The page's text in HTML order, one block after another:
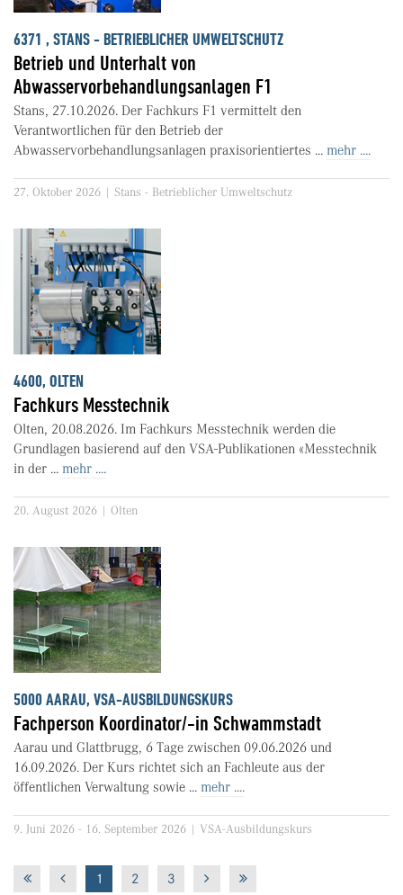
6371 , STANS - BETRIEBLICHER UMWELTSCHUTZ
Betrieb und Unterhalt von
Abwasservorbehandlungsanlagen F1
Stans, 27.10.2026. Der Fachkurs F1 vermittelt den
Verantwortlichen für den Betrieb der
Abwasservorbehandlungsanlagen praxisorientiertes ... mehr ....
27. Oktober 2026 | Stans - Betrieblicher Umweltschutz
4600, OLTEN
Fachkurs Messtechnik
Olten, 20.08.2026. Im Fachkurs Messtechnik werden die
Grundlagen basierend auf den VSA-Publikationen «Messtechnik
in der ... mehr ....
20. August 2026 | Olten
5000 AARAU, VSA-AUSBILDUNGSKURS
Fachperson Koordinator/-in Schwammstadt
Aarau und Glattbrugg, 6 Tage zwischen 09.06.2026 und
16.09.2026. Der Kurs richtet sich an Fachleute aus der
öffentlichen Verwaltung sowie ... mehr ....
9. Juni 2026 - 16. September 2026 | VSA-Ausbildungskurs
1 2 3